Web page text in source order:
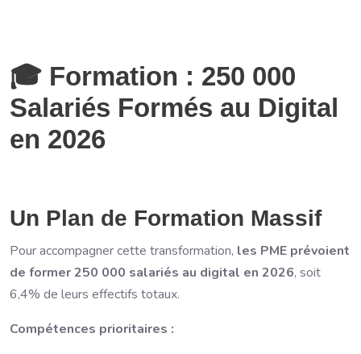
🎓 Formation : 250 000
Salariés Formés au Digital
en 2026
Un Plan de Formation Massif
Pour accompagner cette transformation, les PME prévoient
de former 250 000 salariés au digital en 2026, soit
6,4% de leurs effectifs totaux.
Compétences prioritaires :